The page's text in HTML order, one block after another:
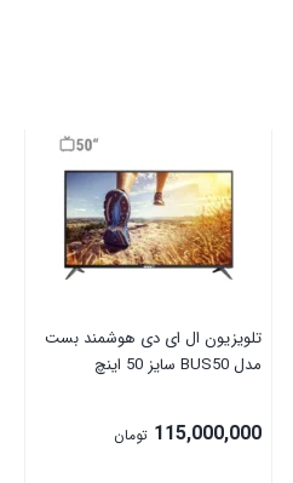
تلویزیون ال ای دی هوشمند بست
مدل BUS50 سایز 50 اینچ
115,000,000 تومان